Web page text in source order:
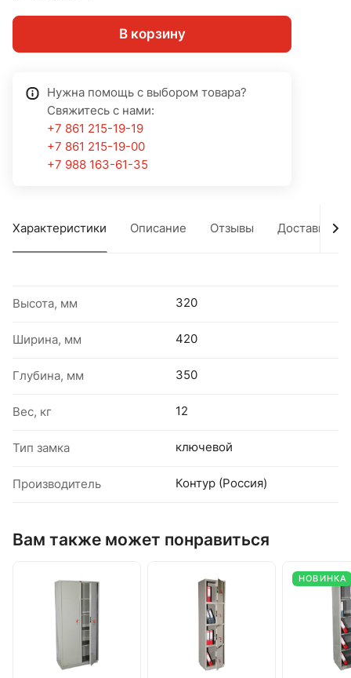
В корзину
Нужна помощь с выбором товара?
Свяжитесь с нами:
+7 861 215-19-19
+7 861 215-19-00
+7 988 163-61-35
Характеристики Описание Отзывы Доставка
Высота, мм 320
Ширина, мм 420
Глубина, мм 350
Вес, кг 12
Тип замка ключевой
Производитель Контур (Россия)
Вам также может понравиться
НОВИНКА